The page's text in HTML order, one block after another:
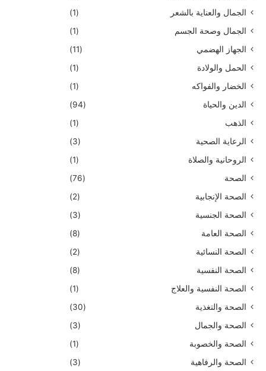
الجمال والعناية بالشعر
(1)
الجمال وصحة الجسم
(1)
الجهاز الهضمي
(11)
الحمل والولادة
(1)
الخضار والفواكه
(1)
الدين والحياة
(94)
الذهب
(1)
الرعاية الصحية
(3)
الروحانية والصلاة
(1)
الصحة
(76)
الصحة الإنجابية
(2)
الصحة الجنسية
(3)
الصحة العامة
(8)
الصحة النسائية
(2)
الصحة النفسية
(8)
الصحة النفسية والعلاج
(1)
الصحة والتغذية
(30)
الصحة والجمال
(3)
الصحة والخصوبة
(1)
الصحة والرفاهية
(3)